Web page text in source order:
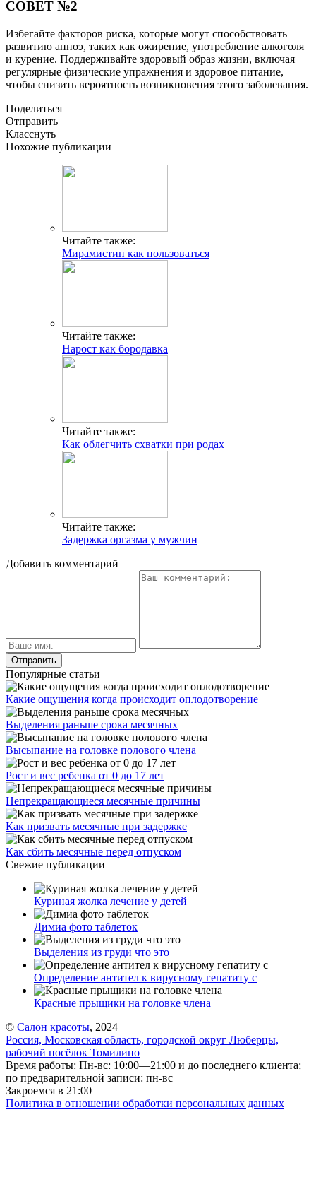
СОВЕТ №2
Избегайте факторов риска, которые могут способствовать
развитию апноэ, таких как ожирение, употребление алкоголя
и курение. Поддерживайте здоровый образ жизни, включая
регулярные физические упражнения и здоровое питание,
чтобы снизить вероятность возникновения этого заболевания.
Поделиться
Отправить
Класснуть
Похожие публикации
Читайте также:
Мирамистин как пользоваться
Читайте также:
Нарост как бородавка
Читайте также:
Как облегчить схватки при родах
Читайте также:
Задержка оргазма у мужчин
Добавить комментарий
Популярные статьи
Какие ощущения когда происходит оплодотворение
Выделения раньше срока месячных
Высыпание на головке полового члена
Рост и вес ребенка от 0 до 17 лет
Непрекращающиеся месячные причины
Как призвать месячные при задержке
Как сбить месячные перед отпуском
Свежие публикации
Куриная жолка лечение у детей
Димиа фото таблеток
Выделения из груди что это
Определение антител к вирусному гепатиту с
Красные прыщики на головке члена
© Салон красоты, 2024
Россия, Московская область, городской округ Люберцы,
рабочий посёлок Томилино
Время работы: Пн-вс: 10:00—21:00 и до последнего клиента;
по предварительной записи: пн-вс
Закроемся в 21:00
Политика в отношении обработки персональных данных